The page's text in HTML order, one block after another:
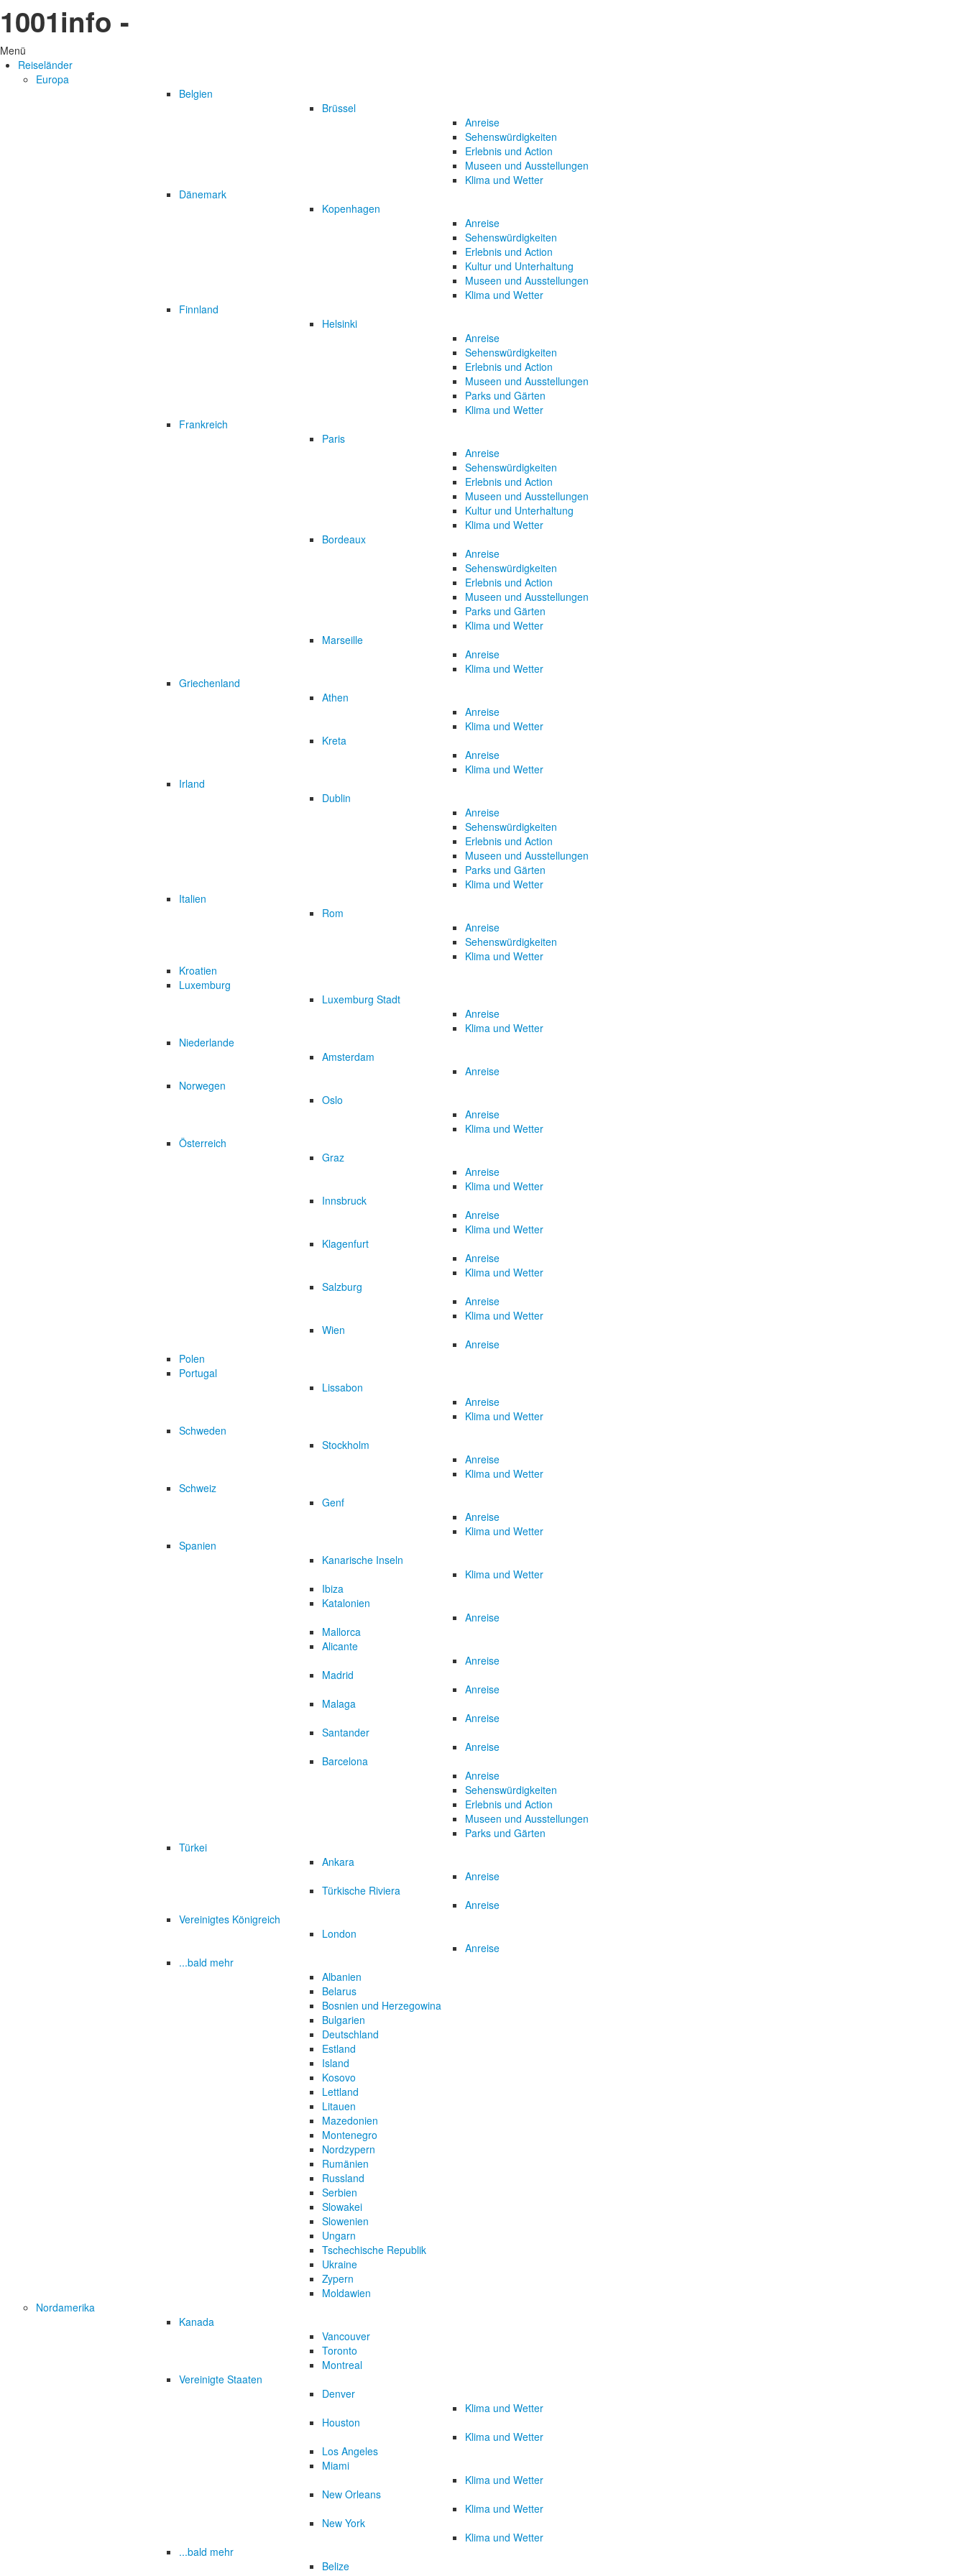
1001info -
Menü
Reiseländer
Europa
Belgien
Brüssel
Anreise
Sehenswürdigkeiten
Erlebnis und Action
Museen und Ausstellungen
Klima und Wetter
Dänemark
Kopenhagen
Anreise
Sehenswürdigkeiten
Erlebnis und Action
Kultur und Unterhaltung
Museen und Ausstellungen
Klima und Wetter
Finnland
Helsinki
Anreise
Sehenswürdigkeiten
Erlebnis und Action
Museen und Ausstellungen
Parks und Gärten
Klima und Wetter
Frankreich
Paris
Anreise
Sehenswürdigkeiten
Erlebnis und Action
Museen und Ausstellungen
Kultur und Unterhaltung
Klima und Wetter
Bordeaux
Anreise
Sehenswürdigkeiten
Erlebnis und Action
Museen und Ausstellungen
Parks und Gärten
Klima und Wetter
Marseille
Anreise
Klima und Wetter
Griechenland
Athen
Anreise
Klima und Wetter
Kreta
Anreise
Klima und Wetter
Irland
Dublin
Anreise
Sehenswürdigkeiten
Erlebnis und Action
Museen und Ausstellungen
Parks und Gärten
Klima und Wetter
Italien
Rom
Anreise
Sehenswürdigkeiten
Klima und Wetter
Kroatien
Luxemburg
Luxemburg Stadt
Anreise
Klima und Wetter
Niederlande
Amsterdam
Anreise
Norwegen
Oslo
Anreise
Klima und Wetter
Österreich
Graz
Anreise
Klima und Wetter
Innsbruck
Anreise
Klima und Wetter
Klagenfurt
Anreise
Klima und Wetter
Salzburg
Anreise
Klima und Wetter
Wien
Anreise
Polen
Portugal
Lissabon
Anreise
Klima und Wetter
Schweden
Stockholm
Anreise
Klima und Wetter
Schweiz
Genf
Anreise
Klima und Wetter
Spanien
Kanarische Inseln
Klima und Wetter
Ibiza
Katalonien
Anreise
Mallorca
Alicante
Anreise
Madrid
Anreise
Malaga
Anreise
Santander
Anreise
Barcelona
Anreise
Sehenswürdigkeiten
Erlebnis und Action
Museen und Ausstellungen
Parks und Gärten
Türkei
Ankara
Anreise
Türkische Riviera
Anreise
Vereinigtes Königreich
London
Anreise
...bald mehr
Albanien
Belarus
Bosnien und Herzegowina
Bulgarien
Deutschland
Estland
Island
Kosovo
Lettland
Litauen
Mazedonien
Montenegro
Nordzypern
Rumänien
Russland
Serbien
Slowakei
Slowenien
Ungarn
Tschechische Republik
Ukraine
Zypern
Moldawien
Nordamerika
Kanada
Vancouver
Toronto
Montreal
Vereinigte Staaten
Denver
Klima und Wetter
Houston
Klima und Wetter
Los Angeles
Miami
Klima und Wetter
New Orleans
Klima und Wetter
New York
Klima und Wetter
...bald mehr
Belize